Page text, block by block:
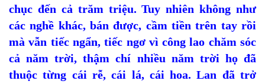
chục đến cả trăm triệu. Tuy nhiên không như
các nghề khác, bán được, cầm tiền trên tay rồi
mà vẫn tiếc ngẩn, tiếc ngơ vì công lao chăm sóc
cả năm trời, thậm chí nhiều năm trời họ đã
thuộc từng cái rễ, cái lá, cái hoa. Lan đã trở